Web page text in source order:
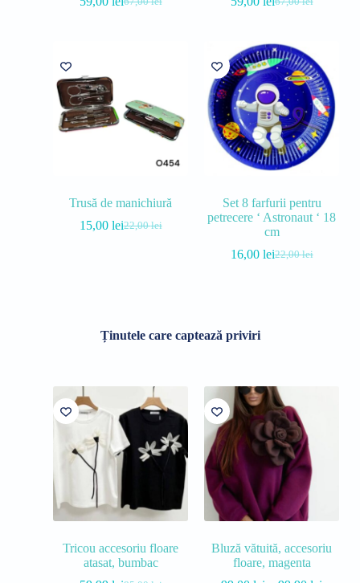
Trusă de manichiură
22,00lei
15,00 lei
Set 8 farfurii pentru
petrecere ‘ Astronaut ‘ 18
cm
22,00lei
16,00 lei
Ținutele care captează priviri
Tricou accesoriu floare
atasat, bumbac
Bluză vătuită, accesoriu
floare, magenta